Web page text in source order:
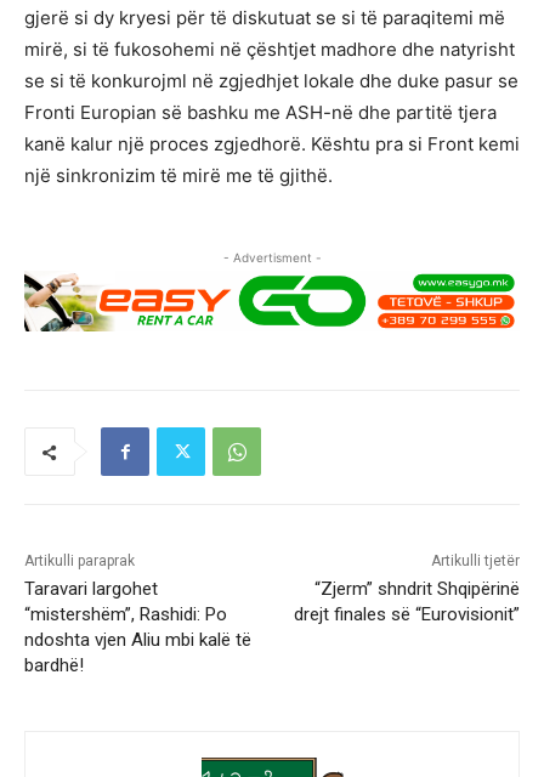
gjerë si dy kryesi për të diskutuat se si të paraqitemi më
mirë, si të fukosohemi në çështjet madhore dhe natyrisht
se si të konkurojml në zgjedhjet lokale dhe duke pasur se
Fronti Europian së bashku me ASH-në dhe partitë tjera
kanë kalur një proces zgjedhorë. Kështu pra si Front kemi
një sinkronizim të mirë me të gjithë.
- Advertisment -
Artikulli paraprak
Taravari largohet
“mistershëm”, Rashidi: Po
ndoshta vjen Aliu mbi kalë të
bardhë!
Artikulli tjetër
“Zjerm” shndrit Shqipërinë
drejt finales së “Eurovisionit”